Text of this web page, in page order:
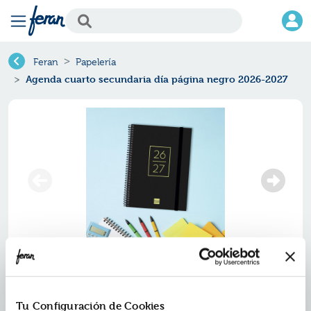
Tu Configuración de Cookies
Feran Papelería
Agenda cuarto secundaria día página negro 2026-2027